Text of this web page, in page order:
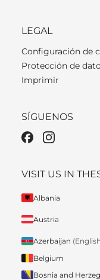
LEGAL
Configuración de
Protección de
Imprimir
SÍGUENOS
VISIT US IN
Albania
Austria
Azerbaijan
Belgium
Bosnia and